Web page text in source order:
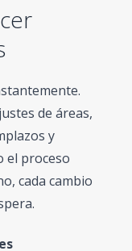
de áreas,
y
el proceso
cada cambio